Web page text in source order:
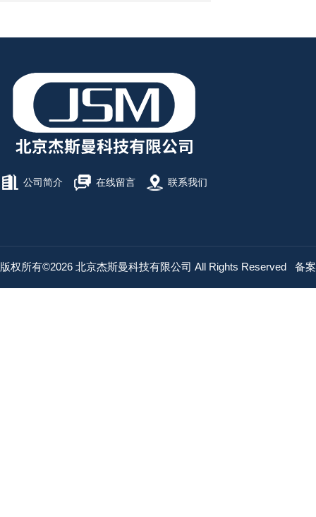
公司简介 在线留言 联系我们
版权所有©2026 北京杰斯曼科技有限公司 All Rights Reserved 备